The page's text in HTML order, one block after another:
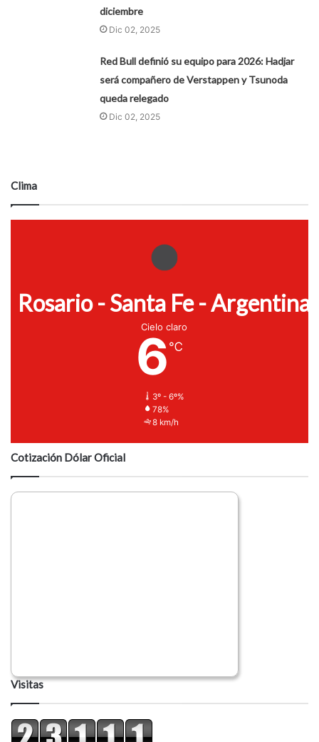
diciembre
Dic 02, 2025
Red Bull definió su equipo para 2026: Hadjar
será compañero de Verstappen y Tsunoda
queda relegado
Dic 02, 2025
Clima
Rosario - Santa Fe - Argentina
Cielo claro
6 ℃
3º - 6º%
78%
8 km/h
Cotización Dólar Oficial
Visitas